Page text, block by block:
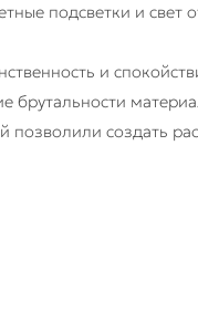
подсветки и свет
и
брутальности
позволили создать